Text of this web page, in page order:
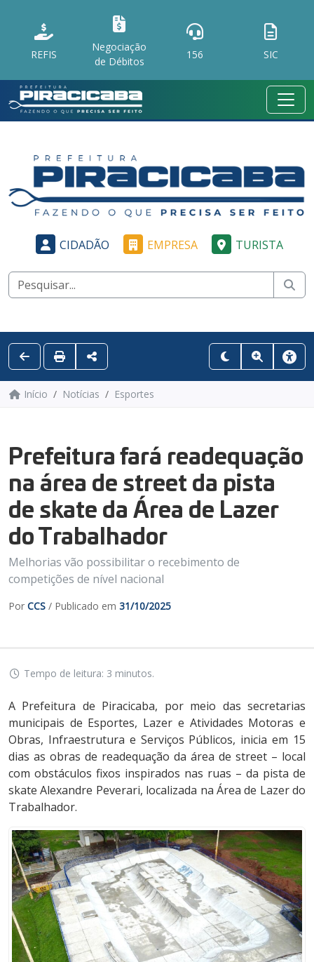
REFIS
Negociação
de Débitos
156 SIC
CIDADÃO EMPRESA TURISTA
Início Notícias Esportes
Prefeitura fará readequação
na área de street da pista
de skate da Área de Lazer
do Trabalhador
Melhorias vão possibilitar o recebimento de
competições de nível nacional
Por CCS / Publicado em 31/10/2025
Tempo de leitura: 3 minutos.
A Prefeitura de Piracicaba, por meio das secretarias
municipais de Esportes, Lazer e Atividades Motoras e
Obras, Infraestrutura e Serviços Públicos, inicia em 15
dias as obras de readequação da área de street – local
com obstáculos fixos inspirados nas ruas – da pista de
skate Alexandre Peverari, localizada na Área de Lazer do
Trabalhador.